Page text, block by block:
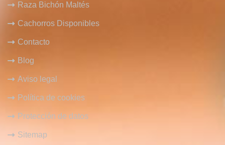
Raza Bichón Maltés
Cachorros Disponibles
Contacto
Blog
Aviso legal
Política de cookies
Protección de datos
Sitemap